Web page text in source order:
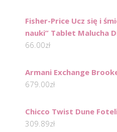
Fisher-Price Ucz się i
nauki” Tablet Malucha
66.00zł
Armani Exchange
679.00zł
Chicco Twist Dune
309.89zł